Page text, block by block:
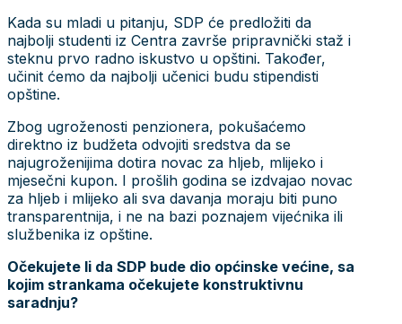
Kada su mladi u pitanju, SDP će predložiti da
najbolji studenti iz Centra završe pripravnički staž i
steknu prvo radno iskustvo u opštini. Također,
učinit ćemo da najbolji učenici budu stipendisti
opštine.
Zbog ugroženosti penzionera, pokušaćemo
direktno iz budžeta odvojiti sredstva da se
najugroženijima dotira novac za hljeb, mlijeko i
mjesečni kupon. I prošlih godina se izdvajao novac
za hljeb i mlijeko ali sva davanja moraju biti puno
transparentnija, i ne na bazi poznajem vijećnika ili
službenika iz opštine.
Očekujete li da SDP bude dio općinske većine, sa
kojim strankama očekujete konstruktivnu
saradnju?